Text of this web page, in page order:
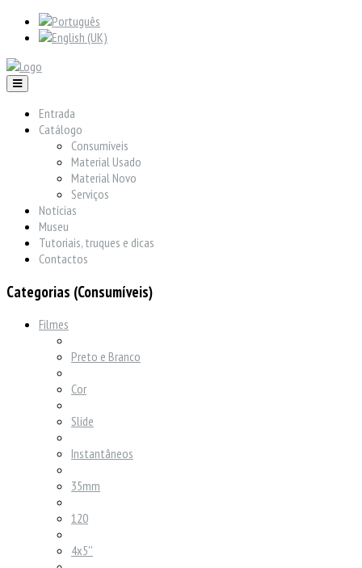
Entrada
Catálogo
Consumíveis
Material Usado
Material Novo
Serviços
Notícias
Museu
Tutoriais, truques e dicas
Contactos
Categorias (Consumíveis)
Filmes
Preto e Branco
Cor
Slide
Instantâneos
35mm
120
4x5''